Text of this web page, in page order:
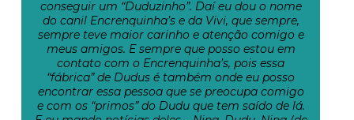
conseguir um “Duduzinho”. Daí eu dou o nome
do canil Encrenquinha’s e da Vivi, que sempre,
sempre teve maior carinho e atenção comigo e
meus amigos. E sempre que posso estou em
contato com o Encrenquinha’s, pois essa
“fábrica” de Dudus é também onde eu posso
encontrar essa pessoa que se preocupa comigo
e com os “primos” do Dudu que tem saído de lá.